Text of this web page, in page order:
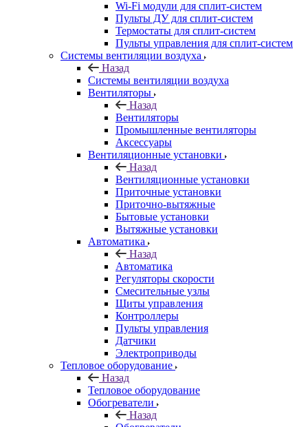
Wi-Fi модули для сплит-систем
Пульты ДУ для сплит-систем
Термостаты для сплит-систем
Пульты управления для сплит-систем
Системы вентиляции воздуха
Назад
Системы вентиляции воздуха
Вентиляторы
Назад
Вентиляторы
Промышленные вентиляторы
Аксессуары
Вентиляционные установки
Назад
Вентиляционные установки
Приточные установки
Приточно-вытяжные
Бытовые установки
Вытяжные установки
Автоматика
Назад
Автоматика
Регуляторы скорости
Смесительные узлы
Щиты управления
Контроллеры
Пульты управления
Датчики
Электроприводы
Тепловое оборудование
Назад
Тепловое оборудование
Обогреватели
Назад